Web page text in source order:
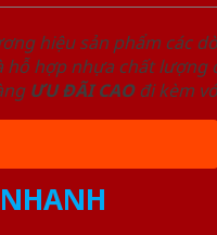
hiệu sản phẩm các
hợp nhựa chất
ƯU ĐÃI CAOđi kèm